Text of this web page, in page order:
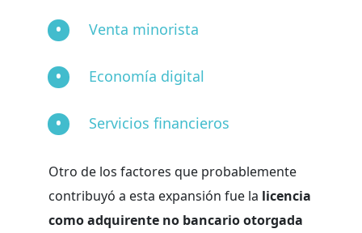
Venta minorista
Economía digital
Servicios financieros
Otro de los factores que probablemente
contribuyó a esta expansión fue la licencia
como adquirente no bancario otorgada